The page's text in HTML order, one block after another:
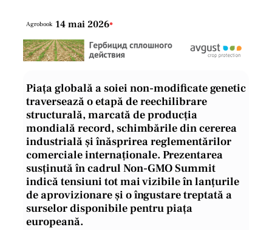
Agrobook 14 mai 2026•
Piața globală a soiei non-modificate genetic
traversează o etapă de reechilibrare
structurală, marcată de producția
mondială record, schimbările din cererea
industrială și înăsprirea reglementărilor
comerciale internaționale. Prezentarea
susținută în cadrul Non-GMO Summit
indică tensiuni tot mai vizibile în lanțurile
de aprovizionare și o îngustare treptată a
surselor disponibile pentru piața
europeană.